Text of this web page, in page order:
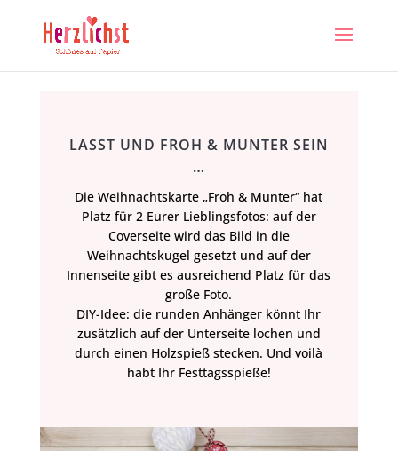
LASST UND FROH & MUNTER SEIN …
Die Weihnachtskarte „Froh & Munter“ hat
Platz für 2 Eurer Lieblingsfotos: auf der
Coverseite wird das Bild in die
Weihnachtskugel gesetzt und auf der
Innenseite gibt es ausreichend Platz für das
große Foto.
DIY-Idee: die runden Anhänger könnt Ihr
zusätzlich auf der Unterseite lochen und
durch einen Holzspieß stecken. Und voilà
habt Ihr Festtagsspieße!